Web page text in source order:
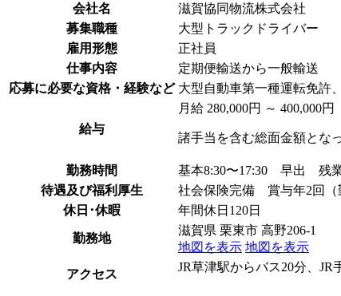
会社名
滋賀協同物流株式会社
募集職種
大型トラックドライバー
雇用形態
正社員
仕事内容
定期便輸送から一般輸送
応募に必要な資格・経験など 大型自動車第一種運転免許
給与
月給 280,000円 ～ 400,000円
諸手当を含む総面金額とな
勤務時間
基本8:30〜17:30 早出 残
待遇及び福利厚生
社会保険完備 賞与年2回
休日･休暇
年間休日120日
勤務地
滋賀県 栗東市 高野206-1
地図を表示 地図を表示
アクセス
JR草津駅からバス20分、